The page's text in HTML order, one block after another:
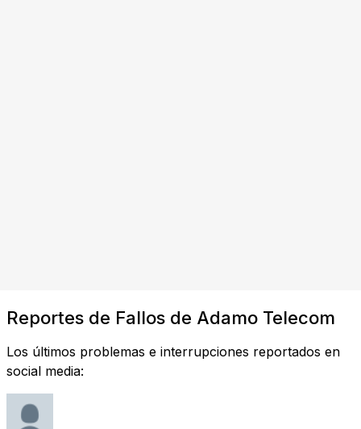
Reportes de Fallos de Adamo Telecom
Los últimos problemas e interrupciones reportados en
social media: